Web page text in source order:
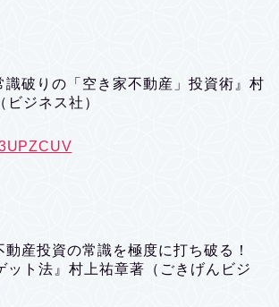
識破りの「空き家不動産」投資術』村
ビジネス社）
動産投資の常識を極度に打ち破る！
ット法』村上祐章著（ごきげんビジ